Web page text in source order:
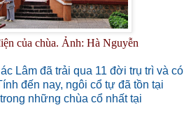
của chùa. Ảnh: Hà Nguyễn
Lâm đã trải qua 11 đời trụ trì và có
đến nay, ngôi cổ tự đã tồn tại
những chùa cổ nhất tại